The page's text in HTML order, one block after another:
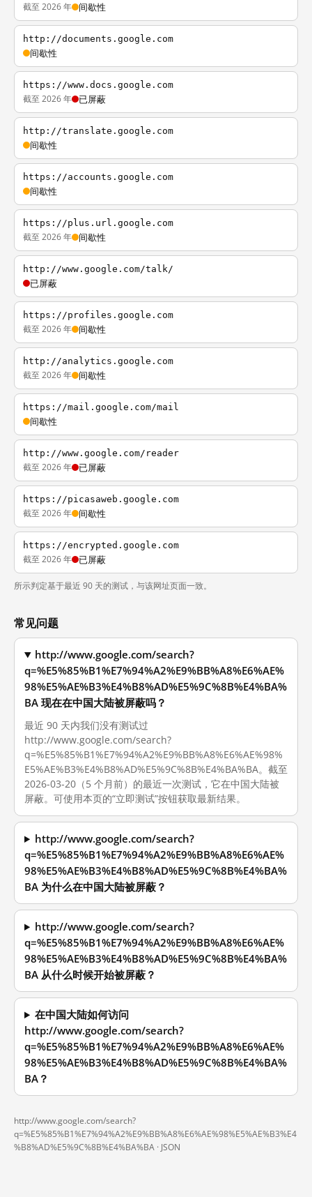
截至 2026 年 间歇性
http://documents.google.com
间歇性
https://www.docs.google.com
截至 2026 年 已屏蔽
http://translate.google.com
间歇性
https://accounts.google.com
间歇性
https://plus.url.google.com
截至 2026 年 间歇性
http://www.google.com/talk/
已屏蔽
https://profiles.google.com
截至 2026 年 间歇性
http://analytics.google.com
截至 2026 年 间歇性
https://mail.google.com/mail
间歇性
http://www.google.com/reader
截至 2026 年 已屏蔽
https://picasaweb.google.com
截至 2026 年 间歇性
https://encrypted.google.com
截至 2026 年 已屏蔽
所示判定基于最近 90 天的测试，与该网址页面一致。
常见问题
http://www.google.com/search?
q=%E5%85%B1%E7%94%A2%E9%BB%A8%E6%AE%
98%E5%AE%B3%E4%B8%AD%E5%9C%8B%E4%BA%
BA 现在在中国大陆被屏蔽吗？
最近 90 天内我们没有测试过
http://www.google.com/search?
q=%E5%85%B1%E7%94%A2%E9%BB%A8%E6%AE%98%
E5%AE%B3%E4%B8%AD%E5%9C%8B%E4%BA%BA。截至
2026-03-20（5 个月前）的最近一次测试，它在中国大陆被
屏蔽。可使用本页的“立即测试”按钮获取最新结果。
http://www.google.com/search?
q=%E5%85%B1%E7%94%A2%E9%BB%A8%E6%AE%
98%E5%AE%B3%E4%B8%AD%E5%9C%8B%E4%BA%
BA 为什么在中国大陆被屏蔽？
http://www.google.com/search?
q=%E5%85%B1%E7%94%A2%E9%BB%A8%E6%AE%
98%E5%AE%B3%E4%B8%AD%E5%9C%8B%E4%BA%
BA 从什么时候开始被屏蔽？
在中国大陆如何访问
http://www.google.com/search?
q=%E5%85%B1%E7%94%A2%E9%BB%A8%E6%AE%
98%E5%AE%B3%E4%B8%AD%E5%9C%8B%E4%BA%
BA？
http://www.google.com/search?
q=%E5%85%B1%E7%94%A2%E9%BB%A8%E6%AE%98%E5%AE%B3%E4
%B8%AD%E5%9C%8B%E4%BA%BA · JSON